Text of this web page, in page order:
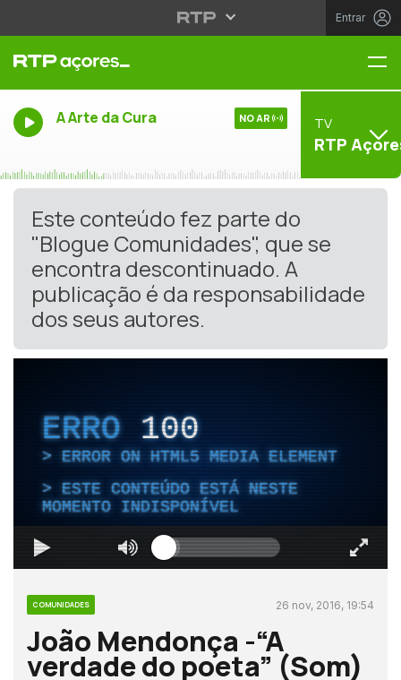
Entrar
A Arte da Cura NO AR TV
RTP
Este conteúdo fez parte do
"Blogue Comunidades", que se
encontra descontinuado. A
publicação é da responsabilidade
dos seus autores.
ERRO 100
ERROR ON HTML5 MEDIA ELEMENT
ESTE CONTEÚDO ESTÁ NESTE
MOMENTO INDISPONÍVEL
COMUNIDADES 26 nov, 2016, 19:54
João Mendonça -“A
verdade do poeta” (Som)